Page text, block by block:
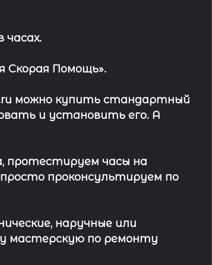
часах.
Скорая Помощь».
можно купить стандартный
и установить его. А
протестируем часы на
проконсультируем по
наручные или
мастерскую по ремонту